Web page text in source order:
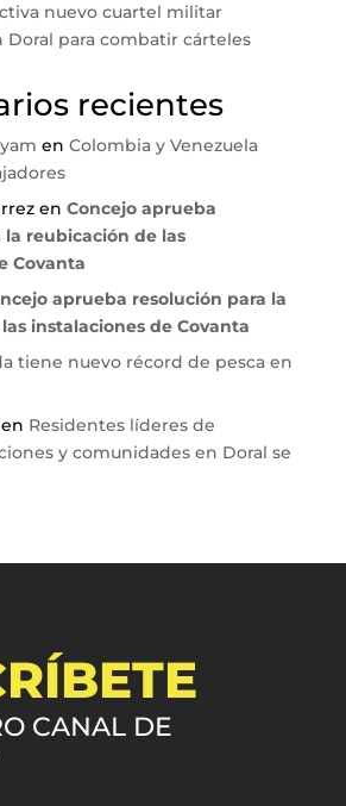
nuevo cuartel militar
para combatir cárteles
recientes
en Colombia y Venezuela
en Concejo aprueba
la reubicación de las
Covanta
aprueba resolución para la
instalaciones de Covanta
tiene nuevo récord de pesca en
Residentes líderes de
y comunidades en Doral se
CANAL DE